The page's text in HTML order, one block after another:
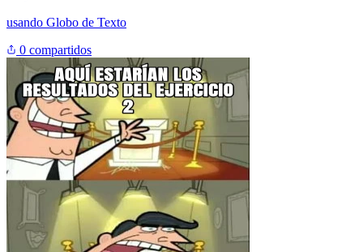
usando Globo de Texto
0 compartidos